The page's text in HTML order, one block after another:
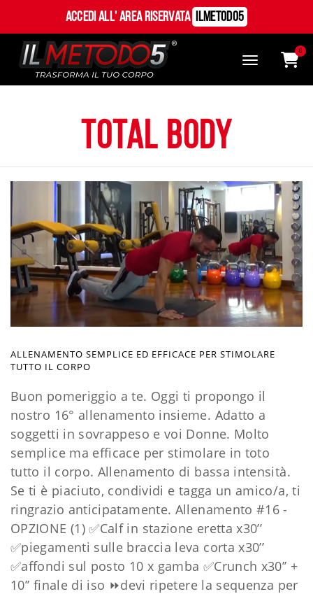
Accedi all' Area Riservata ILMetodo5
0
total body
ALLENAMENTO SEMPLICE ED EFFICACE PER STIMOLARE
TUTTO IL CORPO
Buon pomeriggio a te. Oggi ti propongo il
nostro 16° allenamento insieme. Adatto a
soggetti in sovrappeso e voi Donne. Molto
semplice ma efficace per stimolare in toto
tutto il corpo. Allenamento di bassa intensità.
Se ti è piaciuto, condividi e tagga un amico/a, ti
ringrazio anticipatamente. Allenamento #16 -
OPZIONE (1) ✅Calf in stazione eretta x30’’
✅piegamenti sulle braccia leva corta x30’’
✅affondi sul posto 10 x gamba ✅Crunch x30’’ +
10’’ finale di iso ⏩devi ripetere la sequenza per